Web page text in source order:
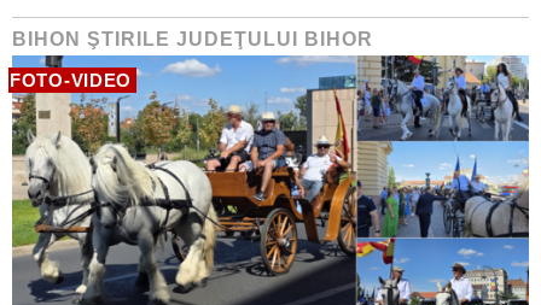
BIHON ŞTIRILE JUDEŢULUI BIHOR
FOTO-VIDEO